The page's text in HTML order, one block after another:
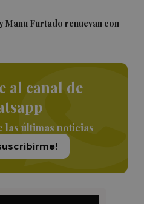
Manu Furtado renuevan con
al canal de
las últimas noticias